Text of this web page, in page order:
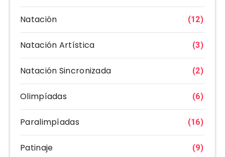
Natación (12)
Natación Artística (3)
Natación Sincronizada (2)
Olimpíadas (6)
Paralimpíadas (16)
Patinaje (9)